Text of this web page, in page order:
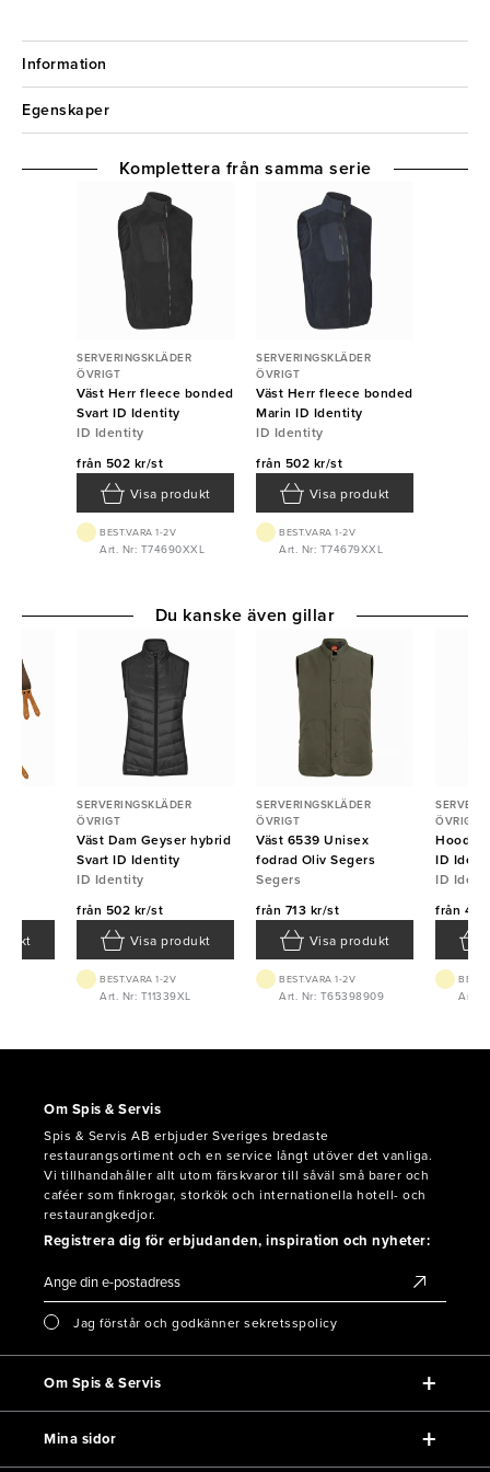
Information
Egenskaper
SERVERINGSKLÄDER
ÖVRIGT
Väst Herr fleece bonded
Svart ID Identity
ID Identity
från 502 kr/st
Visa produkt
BEST.VARA 1-2V
Art. Nr: T74690XXL
SERVERINGSKLÄDER
ÖVRIGT
Väst Herr fleece bonded
Marin ID Identity
ID Identity
från 502 kr/st
Visa produkt
BEST.VARA 1-2V
Art. Nr: T74679XXL
Komplettera från samma serie
SERVERINGSKLÄDER
ÖVRIGT
Väst Dam Geyser hybrid
Svart ID Identity
ID Identity
från 502 kr/st
Visa produkt
BEST.VARA 1-2V
Art. Nr: T11339XL
SERVERINGSKLÄDER
ÖVRIGT
Väst 6539 Unisex
fodrad Oliv Segers
Segers
från 713 kr/st
Visa produkt
BEST.VARA 1-2V
Art. Nr: T65398909
ÖVRIGT
Hoodie
ID
ID
från
Art.
Du kanske även gillar
Om Spis & Servis
Spis & Servis AB erbjuder Sveriges bredaste
restaurangsortiment och en service långt utöver det vanliga.
Vi tillhandahåller allt utom färskvaror till såväl små barer och
caféer som finkrogar, storkök och internationella hotell- och
restaurangkedjor.
Registrera dig för erbjudanden, inspiration och nyheter:
Jag förstår och godkänner sekretsspolicy
Om Spis & Servis
Mina sidor